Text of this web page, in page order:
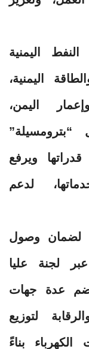
اليمنية
اليمنية،
اليمن،
ويرفع
لدعم
لضمان وصول
لجنة عليا
عدة جهات
لتوزيع
بناءً